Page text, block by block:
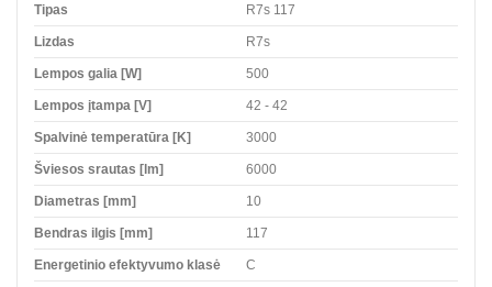
Tipas R7s 117
Lizdas R7s
Lempos galia [W] 500
Lempos įtampa [V] 42 - 42
Spalvinė temperatūra [K] 3000
Šviesos srautas [lm] 6000
Diametras [mm] 10
Bendras ilgis [mm] 117
Energetinio efektyvumo klasė C